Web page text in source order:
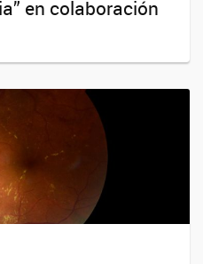
en colaboración